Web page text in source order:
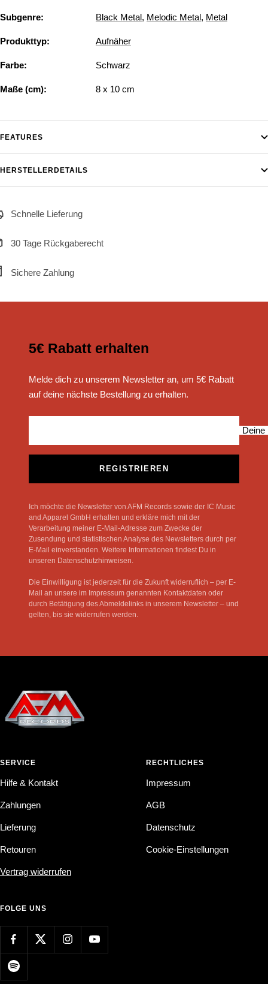
Subgenre: Black Metal, Melodic Metal, Metal
Produkttyp: Aufnäher
Farbe: Schwarz
Maße (cm): 8 x 10 cm
FEATURES
HERSTELLERDETAILS
Schnelle Lieferung
30 Tage Rückgaberecht
Sichere Zahlung
5€ Rabatt erhalten
Melde dich zu unserem Newsletter an, um 5€ Rabatt
auf deine nächste Bestellung zu erhalten.
Deine
REGISTRIEREN
Ich möchte die Newsletter von AFM Records sowie der IC Music
and Apparel GmbH erhalten und erkläre mich mit der
Verarbeitung meiner E-Mail-Adresse zum Zwecke der
Zusendung und statistischen Analyse des Newsletters durch per
E-Mail einverstanden. Weitere Informationen findest Du in
unseren Datenschutzhinweisen.
Die Einwilligung ist jederzeit für die Zukunft widerruflich – per E-
Mail an unsere im Impressum genannten Kontaktdaten oder
durch Betätigung des Abmeldelinks in unserem Newsletter – und
gelten, bis sie widerrufen werden.
SERVICE
Hilfe & Kontakt
Zahlungen
Lieferung
Retouren
Vertrag widerrufen
RECHTLICHES
Impressum
AGB
Datenschutz
Cookie-Einstellungen
FOLGE UNS